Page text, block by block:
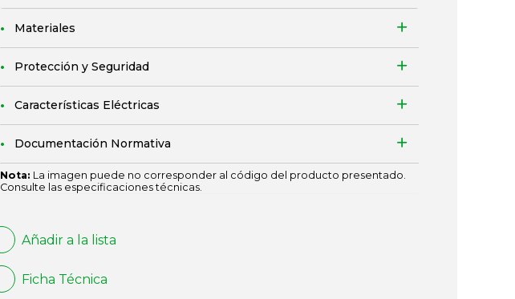
Materiales
Protección y Seguridad
Características Eléctricas
Documentación Normativa
Nota: La imagen puede no corresponder al código del producto presentado.
Consulte las especificaciones técnicas.
Añadir a la lista
Ficha Técnica